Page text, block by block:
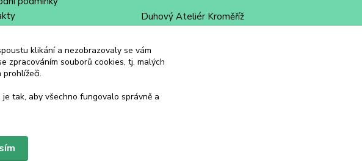
Duhový Ateliér Kroměříž
+420 734 258 002
klikání a nezobrazovaly se vám
zpracováním souborů cookies, tj. malých
tak, aby všechno fungovalo správně a